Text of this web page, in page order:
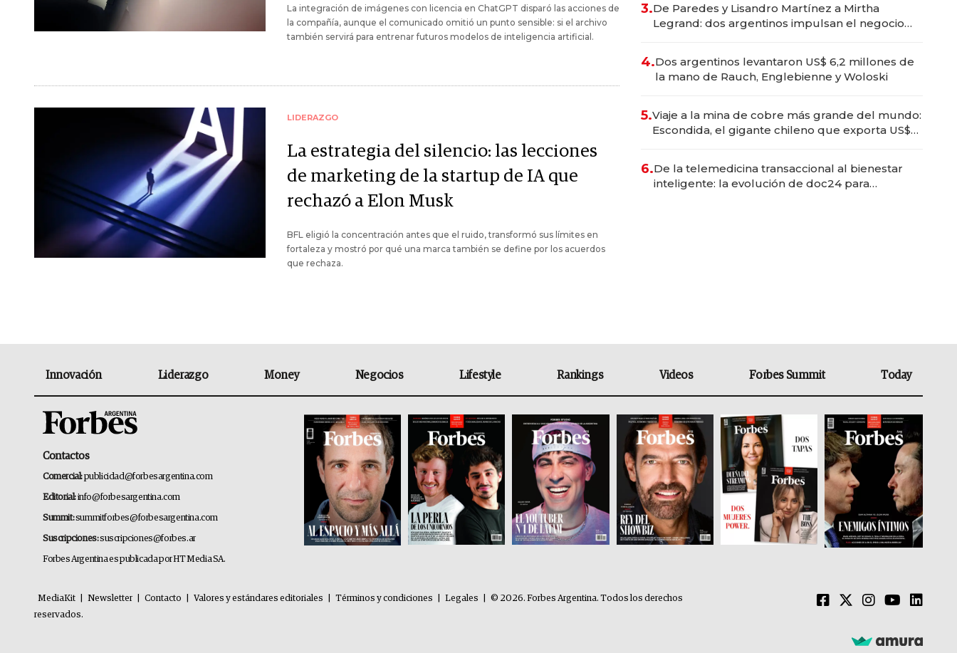
La integración de imágenes con licencia en ChatGPT disparó las acciones de
la compañía, aunque el comunicado omitió un punto sensible: si el archivo
también servirá para entrenar futuros modelos de inteligencia artificial.
LIDERAZGO
La estrategia del silencio: las lecciones
de marketing de la startup de IA que
rechazó a Elon Musk
BFL eligió la concentración antes que el ruido, transformó sus límites en
fortaleza y mostró por qué una marca también se define por los acuerdos
que rechaza.
3.De Paredes y Lisandro Martínez a Mirtha
Legrand: dos argentinos impulsan el negocio
4.Dos argentinos levantaron US$ 6,2 millones de
la mano de Rauch, Englebienne y Woloski
5.Viaje a la mina de cobre más grande del mundo:
Escondida, el gigante chileno que exporta US$
6.De la telemedicina transaccional al bienestar
inteligente: la evolución de doc24 para
Innovación Liderazgo Money Negocios Lifestyle Rankings Videos Forbes Summit Today
Contactos
Comercial:publicidad@forbesargentina.com
Editorial:info@forbesargentina.com
Summit:summitforbes@forbesargentina.com
Suscripciones:suscripciones@forbes.ar
Forbes Argentina es publicada por HT Media SA.
MediaKit Newsletter Contacto Valores y estándares editoriales Términos y condiciones Legales
© 2026. Forbes Argentina. Todos los derechos
reservados.